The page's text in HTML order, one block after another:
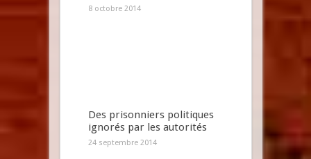
8 octobre 2014
Des prisonniers politiques
ignorés par les autorités
24 septembre 2014